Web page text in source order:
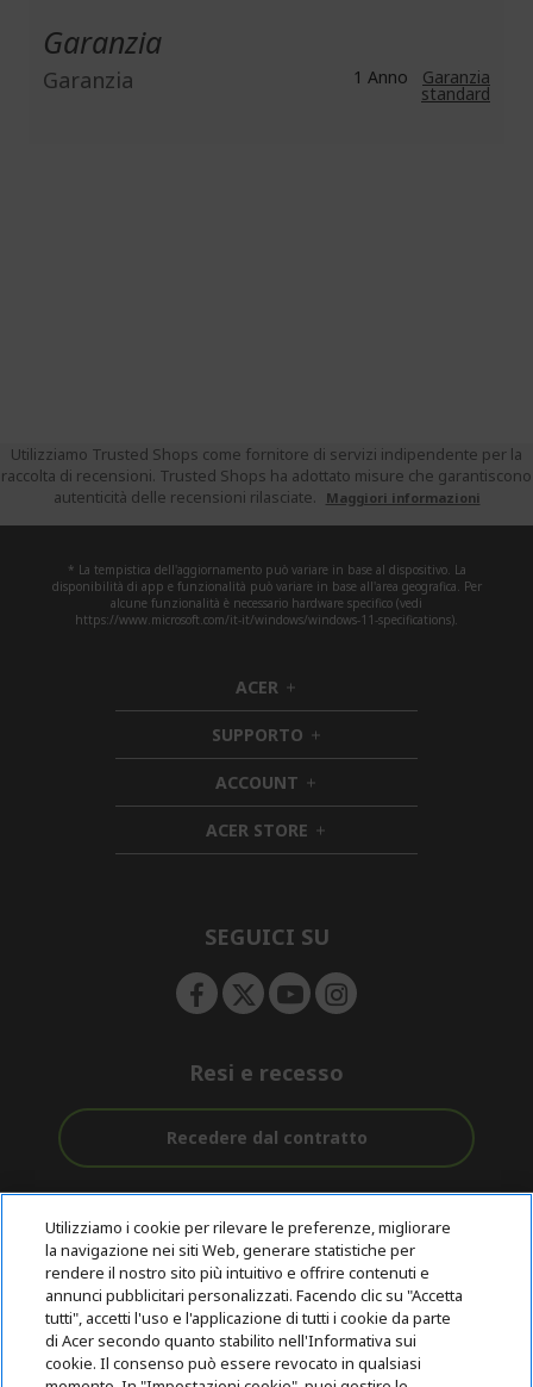
Garanzia
Garanzia 1 Anno Garanzia
standard
Utilizziamo Trusted Shops come fornitore di servizi indipendente per la
raccolta di recensioni. Trusted Shops ha adottato misure che garantiscono
autenticità delle recensioni rilasciate.
Maggiori informazioni
* La tempistica dell'aggiornamento può variare in base al dispositivo. La
disponibilità di app e funzionalità può variare in base all'area geografica. Per
alcune funzionalità è necessario hardware specifico (vedi
https://www.microsoft.com/it-it/windows/windows-11-specifications).
ACER h
i
d
d
e
n
SUPPORTO h
i
d
d
e
n
ACCOUNT h
i
d
d
ACER STORE h
i
e
SEGUICI SU
Resi e recesso
Recedere dal contratto
Gratuita
Assistenza
pre e post
acquisto
Con 0% Di
Tasso
D'interesse
© 2026 Acer Inc.
CPYou B.V. è il rivenditore autorizzato dei prodotti Acer venduti in
questo negozio online.
Utilizziamo i cookie per rilevare le preferenze, migliorare
la navigazione nei siti Web, generare statistiche per
rendere il nostro sito più intuitivo e offrire contenuti e
annunci pubblicitari personalizzati. Facendo clic su "Accetta
tutti", accetti l'uso e l'applicazione di tutti i cookie da parte
di Acer secondo quanto stabilito nell'Informativa sui
cookie. Il consenso può essere revocato in qualsiasi